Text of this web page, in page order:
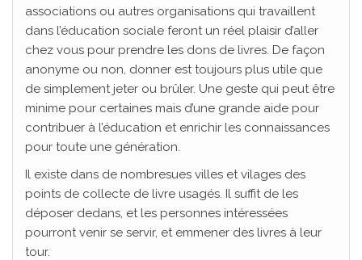
associations ou autres organisations qui travaillent
dans l’éducation sociale feront un réel plaisir d’aller
chez vous pour prendre les dons de livres. De façon
anonyme ou non, donner est toujours plus utile que
de simplement jeter ou brûler. Une geste qui peut être
minime pour certaines mais d’une grande aide pour
contribuer à l’éducation et enrichir les connaissances
pour toute une génération.
Il existe dans de nombresues villes et vilages des
points de collecte de livre usagés. Il suffit de les
déposer dedans, et les personnes intéressées
pourront venir se servir, et emmener des livres à leur
tour.